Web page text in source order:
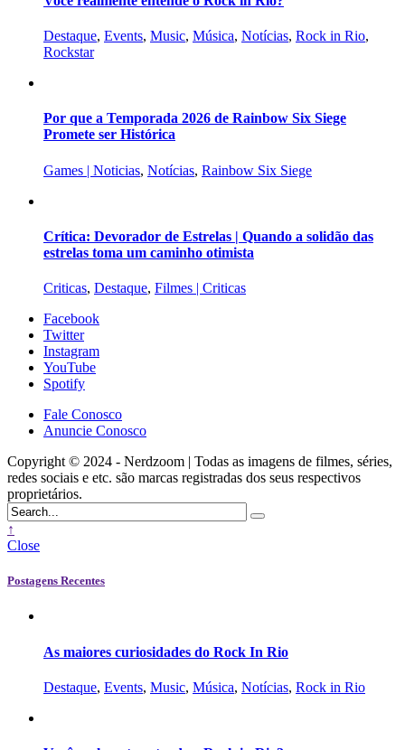
Destaque, Events, Music, Música, Notícias, Rock in Rio,
Rockstar
Por que a Temporada 2026 de Rainbow Six Siege
Promete ser Histórica
Games | Noticias, Notícias, Rainbow Six Siege
Crítica: Devorador de Estrelas | Quando a solidão das
estrelas toma um caminho otimista
Criticas, Destaque, Filmes | Criticas
Facebook
Twitter
Instagram
YouTube
Spotify
Fale Conosco
Anuncie Conosco
Copyright © 2024 - Nerdzoom | Todas as imagens de filmes, séries,
redes sociais e etc. são marcas registradas dos seus respectivos
proprietários.
↑
Close
Postagens Recentes
As maiores curiosidades do Rock In Rio
Destaque, Events, Music, Música, Notícias, Rock in Rio